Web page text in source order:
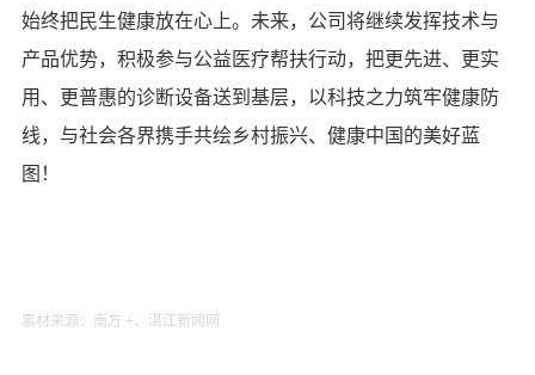
始终把民生健康放在心上。未来，公司将继续发挥技术与
产品优势，积极参与公益医疗帮扶行动，把更先进、更实
用、更普惠的诊断设备送到基层，以科技之力筑牢健康防
线，与社会各界携手共绘乡村振兴、健康中国的美好蓝
图！
素材来源：南方 +、湛江新闻网